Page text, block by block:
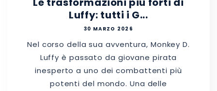
Luffy: tutti i G...
30 MARZO 2026
Nel corso della sua avventura, Monkey D.
Luffy è passato da giovane pirata
inesperto a uno dei combattenti più
potenti del mondo. Una delle